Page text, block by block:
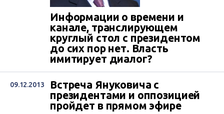
Информации о времени и
канале, транслирующем
круглый стол с президентом
до сих пор нет. Власть
имитирует диалог?
09.12.2013
Встреча Януковича с
президентами и оппозицией
пройдет в прямом эфире